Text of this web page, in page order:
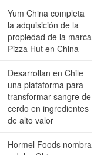
Yum China completa
la adquisición de la
propiedad de la marca
Pizza Hut en China
Desarrollan en Chile
una plataforma para
transformar sangre de
cerdo en ingredientes
de alto valor
Hormel Foods nombra